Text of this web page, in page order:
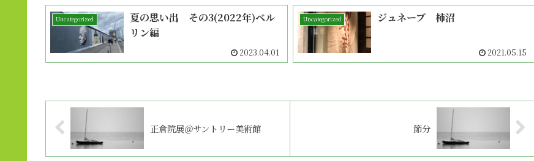
Uncategorized
夏の思い出 その3(2022年)ベル
リン編
2023.04.01
Uncategorized ジュネーブ 柿沼
2021.05.15
正倉院展＠サントリー美術館 節分